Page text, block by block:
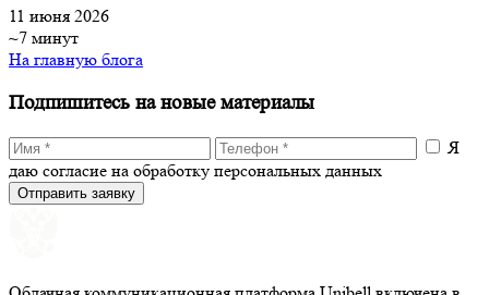
11 июня 2026
~7 минут
На главную блога
Подпишитесь на новые материалы
Я
даю согласие на обработку персональных данных
Отправить заявку